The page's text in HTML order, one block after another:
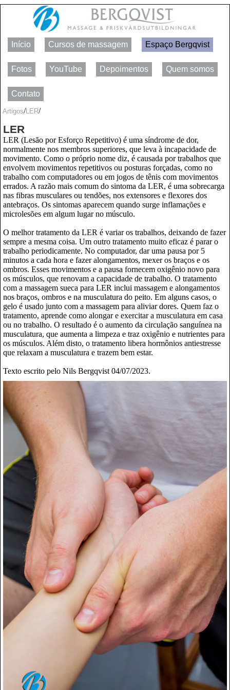
Início Cursos de massagem Espaço Bergqvist
Fotos YouTube Depoimentos Quem somos
Contato
Artigos/ LER/
LER
LER (Lesão por Esforço Repetitivo) é uma síndrome de dor,
normalmente nos membros superiores, que leva à incapacidade de
movimento. Como o próprio nome diz, é causada por trabalhos que
envolvem movimentos repetitivos ou posturas forçadas, como no
trabalho com computadores ou em jogos de tênis com movimentos
errados. A razão mais comum do sintoma da LER, é uma sobrecarga
nas fibras musculares ou tendões, nos extensores e flexores dos
antebraços. Os sintomas aparecem quando surge inflamações e
microlesões em algum lugar no músculo.
O melhor tratamento da LER é variar os trabalhos, deixando de fazer
sempre a mesma coisa. Um outro tratamento muito eficaz é parar o
trabalho periodicamente. No computador, dar uma pausa por 5
minutos a cada hora e fazer alongamentos, mexer os braços e os
ombros. Esses movimentos e a pausa fornecem oxigênio novo para
os músculos, que renovam a capacidade de trabalho. O tratamento
com a massagem sueca para LER inclui massagem e alongamentos
nos braços, ombros e na musculatura do peito. Em alguns casos, o
gelo é usado junto com a massagem para aliviar dores. Quem faz o
tratamento, aprende como alongar e exercitar a musculatura em casa
ou no trabalho. O resultado é o aumento da circulação sanguínea na
musculatura, que aumenta a limpeza e traz oxigênio e nutrientes para
os músculos. Além disto, o tratamento libera hormônios antiestresse
que relaxam a musculatura e trazem bem estar.
Texto escrito pelo Nils Bergqvist 04/07/2023.